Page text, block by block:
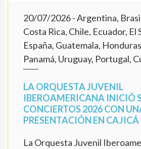
20/07/2026- Argentina,
Costa Rica, Chile, Ecuador, El
España, Guatemala,
Panamá, Uruguay, Portugal,
LA ORQUESTA JUVENIL
IBEROAMERICANA INICIÓ
CONCIERTOS 2026 CON
PRESENTACIÓN EN CAJICÁ
La Orquesta Juvenil